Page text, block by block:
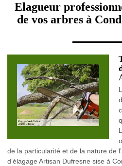
Elagueur
de vos arbres à
de la particularité et de la nature de
d’élagage Artisan Dufresne sise à